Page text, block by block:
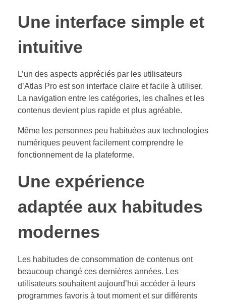
Une interface simple et
intuitive
L’un des aspects appréciés par les utilisateurs
d’Atlas Pro est son interface claire et facile à utiliser.
La navigation entre les catégories, les chaînes et les
contenus devient plus rapide et plus agréable.
Même les personnes peu habituées aux technologies
numériques peuvent facilement comprendre le
fonctionnement de la plateforme.
Une expérience
adaptée aux habitudes
modernes
Les habitudes de consommation de contenus ont
beaucoup changé ces dernières années. Les
utilisateurs souhaitent aujourd’hui accéder à leurs
programmes favoris à tout moment et sur différents